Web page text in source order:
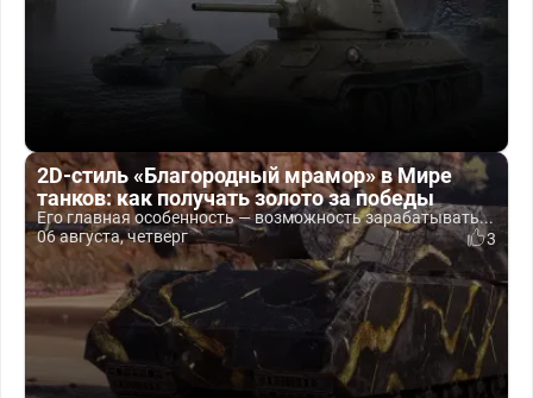
2D-стиль «Благородный мрамор» в Мире
танков: как получать золото за победы
Его главная особенность — возможность зарабатывать...
06 августа, четверг
3